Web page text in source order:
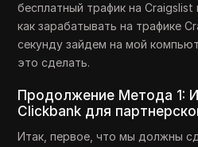
бесплатный трафик на Craigslist
как зарабатывать на трафике
секунду зайдем на мой
это сделать.
Продолжение Метода 1:
Clickbank для
Итак, первое, что мы должны